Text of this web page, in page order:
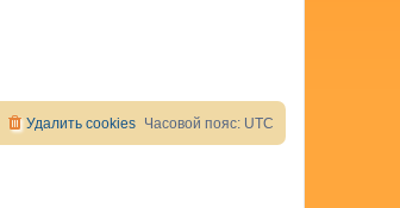
Часовой пояс: UTC
Удалить cookies